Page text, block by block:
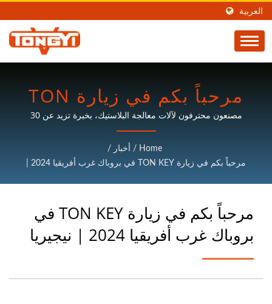
العربية
مرحباً بكم في زيارة TON
KEY في بروباك غرب
إفريقيا 2024 | نيجيريا |
مصنع آلات معالجة
مصنعون محترفون لآلات معالجة البلاستيك، بخبرة تزيد عن 30
عامًا.
Home
/ أخبار
/
مرحباً بكم في زيارة TON KEY في
بروباك غرب أفريقيا 2024 | نيجيريا